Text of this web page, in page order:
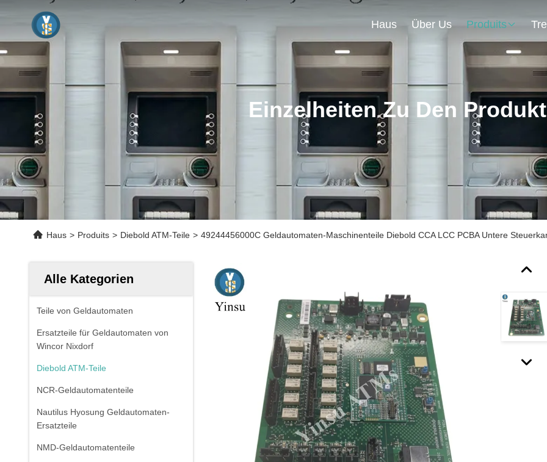
Haus Über Us Produits
Einzelheiten Zu Den
Haus > Produits > Diebold ATM-Teile > 49244456000C Geldautomaten-Maschinenteile Diebold CCA LCC PCBA Untere
Alle Kategorien
Teile von Geldautomaten
Ersatzteile für Geldautomaten von
Wincor Nixdorf
Diebold ATM-Teile
NCR-Geldautomatenteile
Nautilus Hyosung Geldautomaten-
Ersatzteile
NMD-Geldautomatenteile